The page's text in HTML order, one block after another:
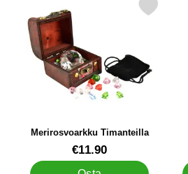
Merirosvoarkku Timanteilla
Tuote.nro 44524€11.90
Merkitse merirosvoarkku